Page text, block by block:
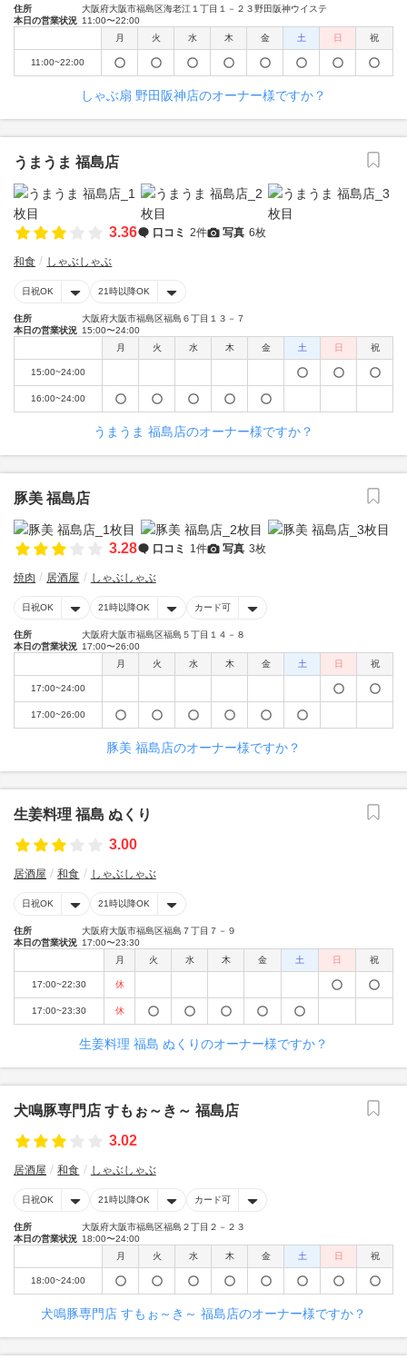
住所
大阪府大阪市福島区海老江１丁目１－２３野田阪神ウイステ
本日の営業状況 11:00〜22:00
月
火 水 木 金 土 日 祝
11:00~22:00
しゃぶ扇 野田阪神店のオーナー様ですか？
うまうま 福島店
3.36 口コミ 2件 写真 6枚
和食 しゃぶしゃぶ
日祝OK 21時以降OK
住所
大阪府大阪市福島区福島６丁目１３－７
本日の営業状況 15:00〜24:00
月
火 水 木 金 土 日 祝
15:00~24:00
16:00~24:00
うまうま 福島店のオーナー様ですか？
豚美 福島店
3.28 口コミ 1件 写真 3枚
焼肉 居酒屋 しゃぶしゃぶ
日祝OK 21時以降OK カード可
住所
大阪府大阪市福島区福島５丁目１４－８
本日の営業状況 17:00〜26:00
月
火 水 木 金 土 日 祝
17:00~24:00
17:00~26:00
豚美 福島店のオーナー様ですか？
生姜料理 福島 ぬくり
3.00
居酒屋 和食 しゃぶしゃぶ
日祝OK 21時以降OK
住所
大阪府大阪市福島区福島７丁目７－９
本日の営業状況 17:00〜23:30
月
火 水 木 金 土 日 祝
17:00~22:30 休
17:00~23:30 休
生姜料理 福島 ぬくりのオーナー様ですか？
犬鳴豚専門店 すもぉ～き～ 福島店
3.02
居酒屋 和食 しゃぶしゃぶ
日祝OK 21時以降OK カード可
住所
大阪府大阪市福島区福島２丁目２－２３
本日の営業状況 18:00〜24:00
月
火 水 木 金 土 日 祝
18:00~24:00
犬鳴豚専門店 すもぉ～き～ 福島店のオーナー様ですか？